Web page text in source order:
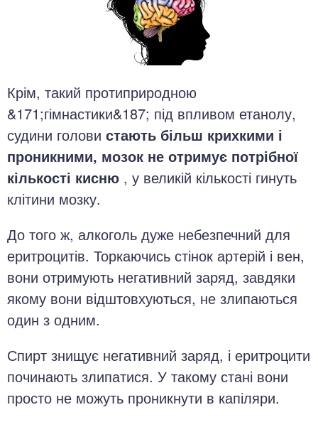
Крім, такий протиприродною
&171;гімнастики&187; під впливом етанолу,
судини голови стають більш крихкими і
проникними, мозок не отримує потрібної
кількості кисню , у великій кількості гинуть
клітини мозку.
До того ж, алкоголь дуже небезпечний для
еритроцитів. Торкаючись стінок артерій і вен,
вони отримують негативний заряд, завдяки
якому вони відштовхуються, не злипаються
один з одним.
Спирт знищує негативний заряд, і еритроцити
починають злипатися. У такому стані вони
просто не можуть проникнути в капіляри.